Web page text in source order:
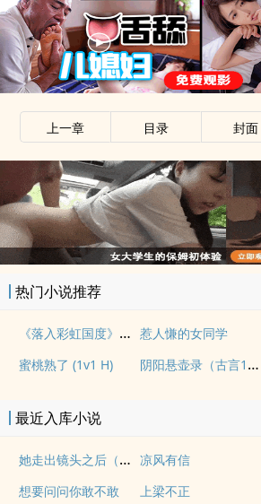
上一章 目录 封面
热门小说推荐
《落入彩虹国度》穿越+西幻+言情 惹人慊的女同学
蜜桃熟了 (1v1 H) 阴阳悬壶录（古言1v1H）
最近入库小说
她走出镜头之后（纯爱 1v1 凉风有信
想要问问你敢不敢 上梁不正